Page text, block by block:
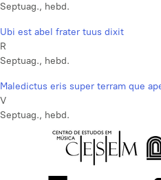
Septuag., hebd.
Ubi est abel frater tuus dixit
R
Septuag., hebd.
Maledictus eris super terram que
V
Septuag., hebd.